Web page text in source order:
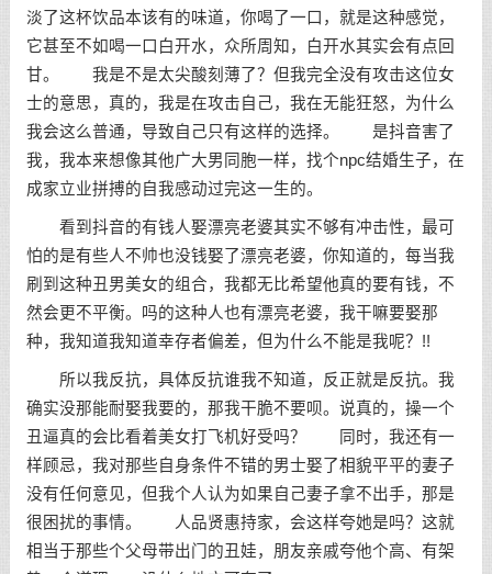
淡了这杯饮品本该有的味道，你喝了一口，就是这种感觉，
它甚至不如喝一口白开水，众所周知，白开水其实会有点回
甘。 我是不是太尖酸刻薄了？但我完全没有攻击这位女
士的意思，真的，我是在攻击自己，我在无能狂怒，为什么
我会这么普通，导致自己只有这样的选择。 是抖音害了
我，我本来想像其他广大男同胞一样，找个npc结婚生子，在
成家立业拼搏的自我感动过完这一生的。
看到抖音的有钱人娶漂亮老婆其实不够有冲击性，最可
怕的是有些人不帅也没钱娶了漂亮老婆，你知道的，每当我
刷到这种丑男美女的组合，我都无比希望他真的要有钱，不
然会更不平衡。吗的这种人也有漂亮老婆，我干嘛要娶那
种，我知道我知道幸存者偏差，但为什么不能是我呢？!!
所以我反抗，具体反抗谁我不知道，反正就是反抗。我
确实没那能耐娶我要的，那我干脆不要呗。说真的，操一个
丑逼真的会比看着美女打飞机好受吗？ 同时，我还有一
样顾忌，我对那些自身条件不错的男士娶了相貌平平的妻子
没有任何意见，但我个人认为如果自己妻子拿不出手，那是
很困扰的事情。 人品贤惠持家，会这样夸她是吗？这就
相当于那些个父母带出门的丑娃，朋友亲戚夸他个高、有架